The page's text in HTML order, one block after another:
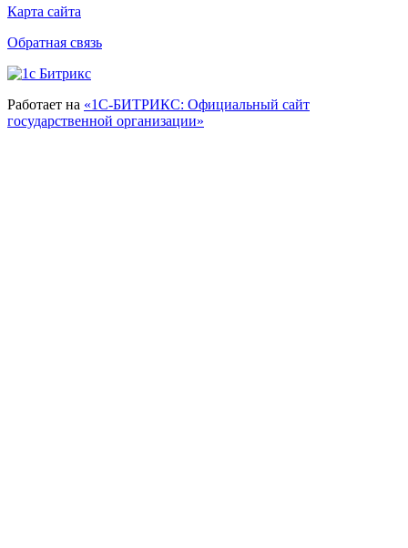
Карта сайта
Обратная связь
Работает на «1С-БИТРИКС: Официальный сайт
государственной организации»